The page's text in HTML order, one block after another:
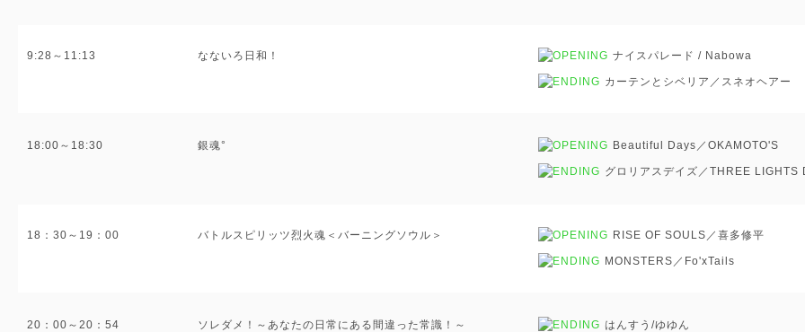
9:28～11:13 なないろ日和！ ナイスパレード / Nabowa
カーテンとシベリア／スネオヘアー
18:00～18:30 銀魂° Beautiful Days／OKAMOTO'S
グロリアスデイズ／THREE
18：30～19：00 バトルスピリッツ烈火魂＜バーニングソウル＞ RISE OF SOULS／喜多修平
MONSTERS／Fo'xTails
20：00～20：54 ソレダメ！～あなたの日常にある間違った常識！～ はんすう/ゆゆん